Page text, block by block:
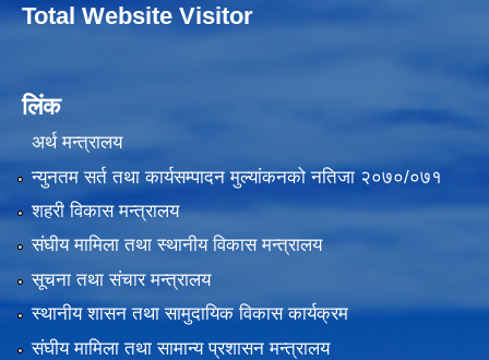
Total Website Visitor
लिंक
अर्थ मन्त्रालय
न्युनतम सर्त तथा कार्यसम्पादन मुल्यांकनको नतिजा २०७०/०७१
शहरी विकास मन्त्रालय
संघीय मामिला तथा स्थानीय विकास मन्त्रालय
सूचना तथा संचार मन्त्रालय
स्थानीय शासन तथा सामुदायिक विकास कार्यक्रम
संघीय मामिला तथा सामान्य प्रशासन मन्त्रालय